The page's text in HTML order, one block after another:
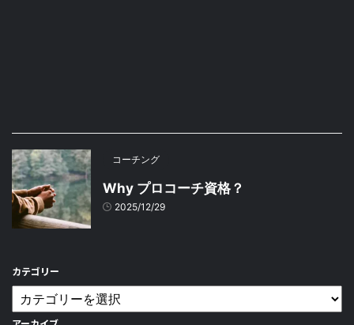
コーチング
Why プロコーチ資格？
2025/12/29
カテゴリー